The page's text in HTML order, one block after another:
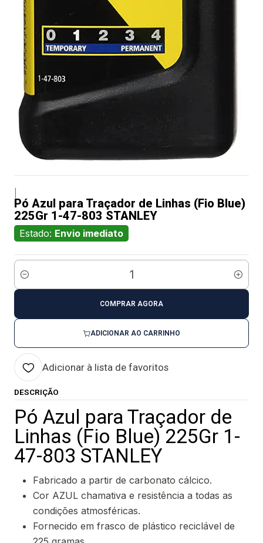
Pó Azul para Traçador de Linhas (Fio Blue)
225Gr 1-47-803 STANLEY
Estado: Envio imediato
Quantidade
ADICIONAR AO CARRINHO
COMPRAR AGORA
Adicionar à lista de favoritos
DESCRIÇÃO
Pó Azul para Traçador de
Linhas (Fio Blue) 225Gr 1-
47-803 STANLEY
Fabricado a partir de carbonato cálcico.
Cor AZUL chamativa e resistência a todas as
condições atmosféricas.
Fornecido em frasco de plástico reciclável de